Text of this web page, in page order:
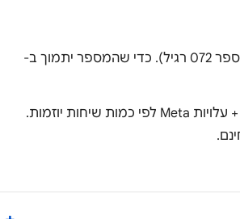
עלות מספר וירטואלי שתומך ב-WhatsApp: ₪20-₪50 לחודש (מספר 072 רגיל). כדי שהמספר יתמוך ב-
עלות WhatsApp Business API: ₪200-₪800 לחודש לספק BSP + עלויות Meta לפי כמות שיחות יוזמות.